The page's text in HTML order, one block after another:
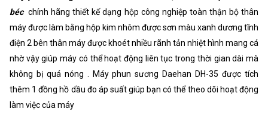
béc chính hãng thiết kế dạng hộp công nghiệp toàn thận bộ thân
máy được làm bằng hộp kim nhôm được sơn màu xanh dương tĩnh
điện 2 bên thân máy được khoét nhiều rãnh tản nhiệt hình mang cá
nhờ vậy giúp máy có thể hoạt động liên tục trong thời gian dài mà
không bị quá nóng . Máy phun sương Daehan DH-35 được tích
thêm 1 đồng hồ dầu đo áp suất giúp bạn có thể theo dõi hoạt động
làm việc của máy